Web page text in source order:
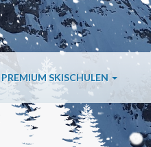
PREMIUM SKISCHULEN